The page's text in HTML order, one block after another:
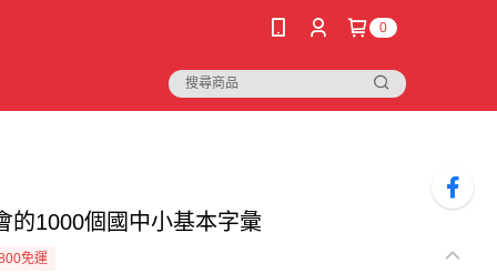
0
的1000個國中小基本字彙
免運